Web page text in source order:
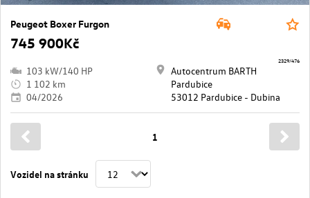
Peugeot Boxer Furgon
745 900Kč
103 kW/140 HP
1 102 km
04/2026
Autocentrum BARTH
Pardubice
53012 Pardubice - Dubina
2329/476
Vozidel na stránku
1